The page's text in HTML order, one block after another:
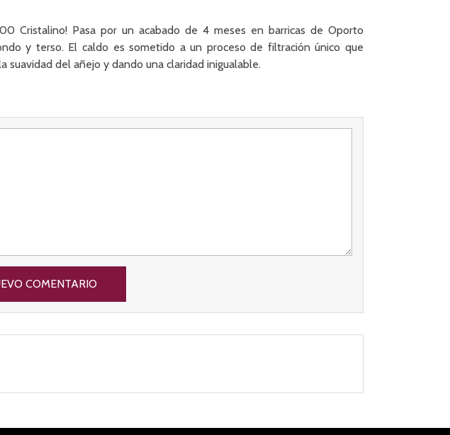
Cristalino! Pasa por un acabado de 4 meses en barricas de Oporto
y terso. El caldo es sometido a un proceso de filtración único que
suavidad del añejo y dando una claridad inigualable.